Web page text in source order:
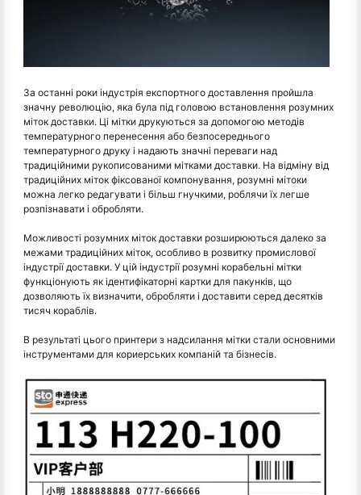
За останні роки індустрія експортного доставлення пройшла
значну революцію, яка була під головою встановлення розумних
міток доставки. Ці мітки друкуються за допомогою методів
температурного перенесення або безпосереднього
температурного друку і надають значні переваги над
традиційними рукописованими мітками доставки. На відміну від
традиційних міток фіксованої компонування, розумні мітоки
можна легко редагувати і більш гнучкими, роблячи їх легше
розпізнавати і обробляти.
Можливості розумних міток доставки розширюються далеко за
межами традиційних міток, особливо в розвитку промислової
індустрії доставки. У цій індустрії розумні корабельні мітки
функціонують як ідентифікаторні картки для пакунків, що
дозволяють їх визначити, обробляти і доставити серед десятків
тисяч кораблів.
В результаті цього принтери з надсилання мітки стали основними
інструментами для кориерських компаній та бізнесів.